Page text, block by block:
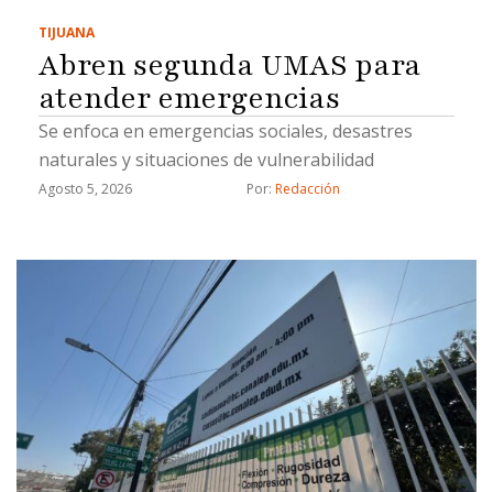
TIJUANA
Abren segunda UMAS para
atender emergencias
Se enfoca en emergencias sociales, desastres
naturales y situaciones de vulnerabilidad
Agosto 5, 2026 Por: Redacción